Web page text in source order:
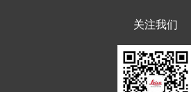
关注我们